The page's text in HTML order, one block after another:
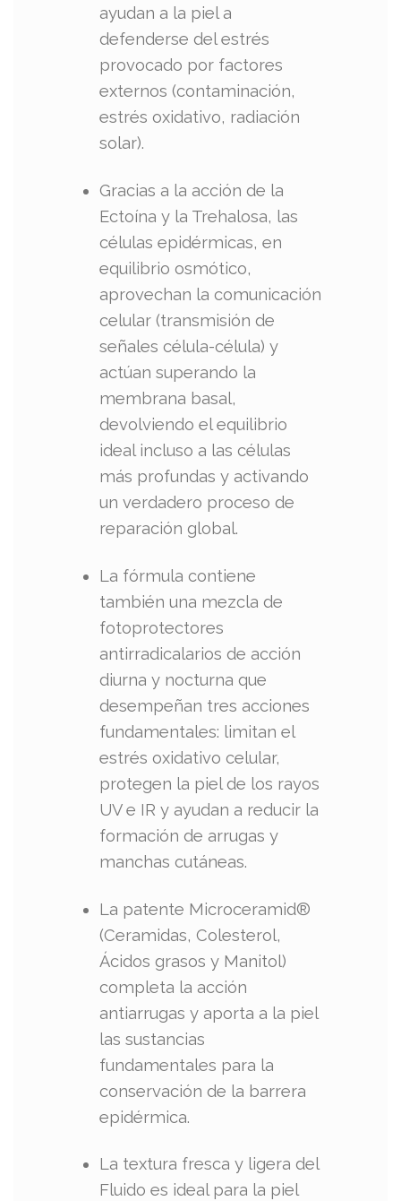
ayudan a la piel a
defenderse del estrés
provocado por factores
externos (contaminación,
estrés oxidativo, radiación
solar).
Gracias a la acción de la
Ectoína y la Trehalosa, las
células epidérmicas, en
equilibrio osmótico,
aprovechan la comunicación
celular (transmisión de
señales célula-célula) y
actúan superando la
membrana basal,
devolviendo el equilibrio
ideal incluso a las células
más profundas y activando
un verdadero proceso de
reparación global.
La fórmula contiene
también una mezcla de
fotoprotectores
antirradicalarios de acción
diurna y nocturna que
desempeñan tres acciones
fundamentales: limitan el
estrés oxidativo celular,
protegen la piel de los rayos
UV e IR y ayudan a reducir la
formación de arrugas y
manchas cutáneas.
La patente Microceramid®
(Ceramidas, Colesterol,
Ácidos grasos y Manitol)
completa la acción
antiarrugas y aporta a la piel
las sustancias
fundamentales para la
conservación de la barrera
epidérmica.
La textura fresca y ligera del
Fluido es ideal para la piel